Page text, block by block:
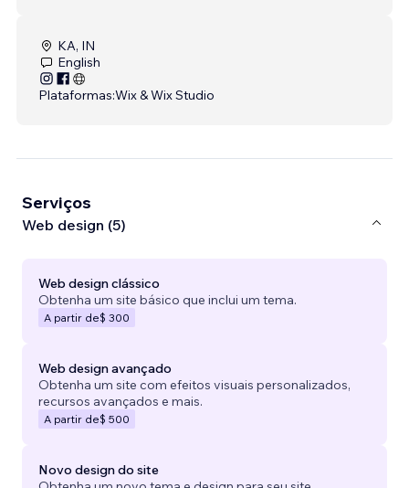
KA, IN
English
Plataformas:Wix & Wix Studio
Serviços
Web design (5)
Web design clássico
Obtenha um site básico que inclui um tema.
A partir de$ 300
Web design avançado
Obtenha um site com efeitos visuais personalizados,
recursos avançados e mais.
A partir de$ 500
Novo design do site